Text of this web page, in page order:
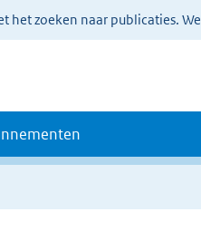
het zoeken naar publicaties.